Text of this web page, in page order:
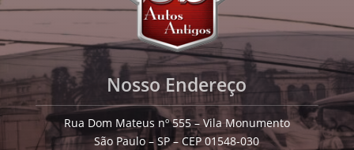
Nosso Endereço
Rua Dom Mateus nº 555 – Vila Monumento
São Paulo – SP – CEP 01548-030